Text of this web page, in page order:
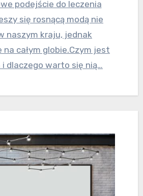
podejście do leczenia
się rosnącą modą nie
naszym kraju, jednak
na całym globie.Czym jest
dlaczego warto się nią…